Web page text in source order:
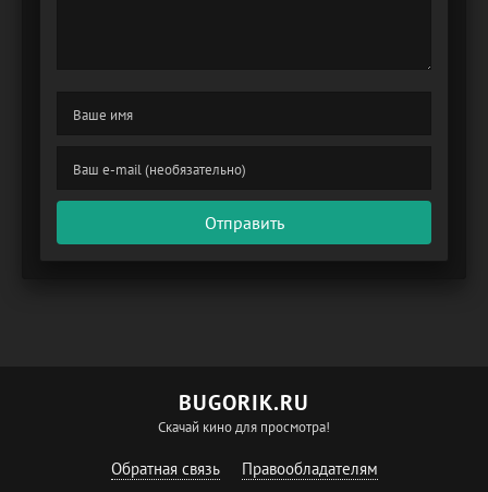
Отправить
BUGORIK.RU
Скачай кино для просмотра!
Обратная связь Правообладателям